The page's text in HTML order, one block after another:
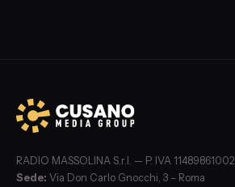
RADIO MASSOLINA S.r.l. — P. IVA 11489861002
Sede: Via Don Carlo Gnocchi, 3 – Roma